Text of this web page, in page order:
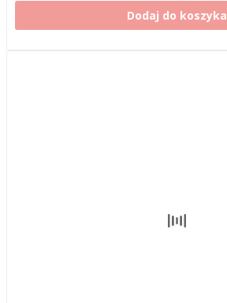
Dodaj do koszyka